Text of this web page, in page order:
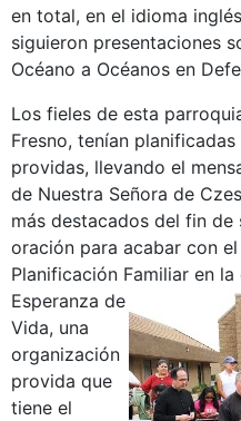
en total, en el idioma
siguieron presentaciones
Océano a Océanos en
Los fieles de esta
Fresno, tenían
providas, llevando el
de Nuestra Señora de
más destacados del fin de
oración para acabar con
Planificación Familiar en
Esperanza de
Vida, una
organización
provida que
tiene el